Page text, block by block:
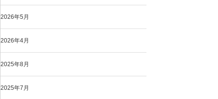
2026年5月
2026年4月
2025年8月
2025年7月